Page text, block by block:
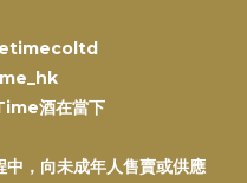
酒在當下
中，向未成年人售賣或供應